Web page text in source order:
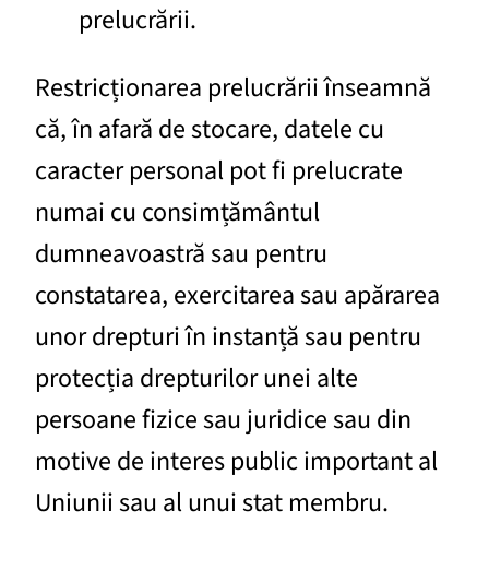
prelucrării.
Restricționarea prelucrării înseamnă
că, în afară de stocare, datele cu
caracter personal pot fi prelucrate
numai cu consimțământul
dumneavoastră sau pentru
constatarea, exercitarea sau apărarea
unor drepturi în instanță sau pentru
protecția drepturilor unei alte
persoane fizice sau juridice sau din
motive de interes public important al
Uniunii sau al unui stat membru.